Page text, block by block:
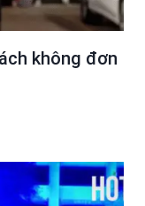
không đơn